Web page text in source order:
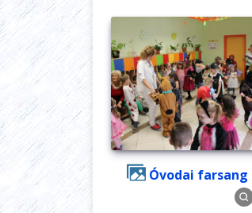
Óvodai farsang